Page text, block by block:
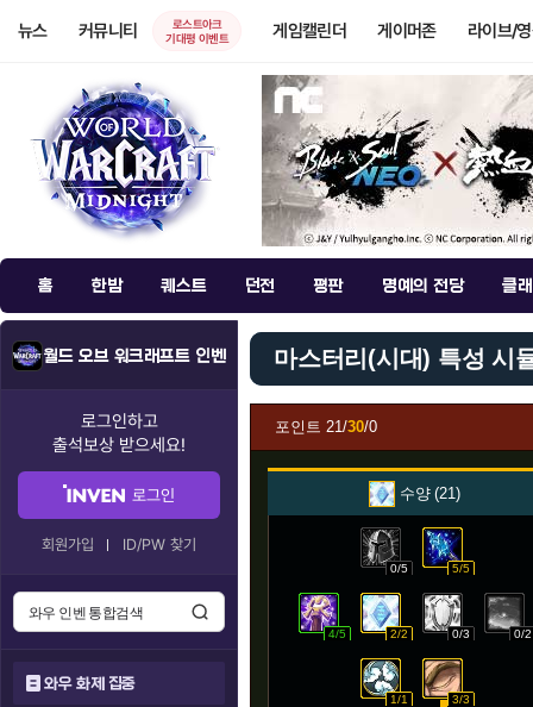
뉴스 커뮤니티
로스트아크
기대평 이벤트
게임캘린더 게이머존 라이브/
홈 한밤 퀘스트 던전 평판 명예의 전당 클
월드 오브 워크래프트 인벤
로그인하고
출석보상 받으세요!
로그인
회원가입 ID/PW 찾기
와우 화제 집중
마스터리(시대) 특성 시
포인트 21/30/0
수양 21
0/5 5/5
4/5 2/2 0/3 0/2
1/1 3/3